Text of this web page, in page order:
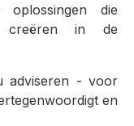
die
creëren in de
adviseren - voor
en